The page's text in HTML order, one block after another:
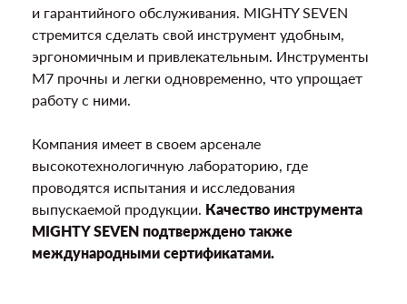
и гарантийного обслуживания. MIGHTY SEVEN
стремится сделать свой инструмент удобным,
эргономичным и привлекательным. Инструменты
М7 прочны и легки одновременно, что упрощает
работу с ними.
Компания имеет в своем арсенале
высокотехнологичную лабораторию, где
проводятся испытания и исследования
выпускаемой продукции. Качество инструмента
MIGHTY SEVEN подтверждено также
международными сертификатами.